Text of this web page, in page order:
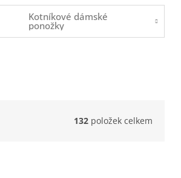
Kotníkové dámské
ponožky
132 položek celkem